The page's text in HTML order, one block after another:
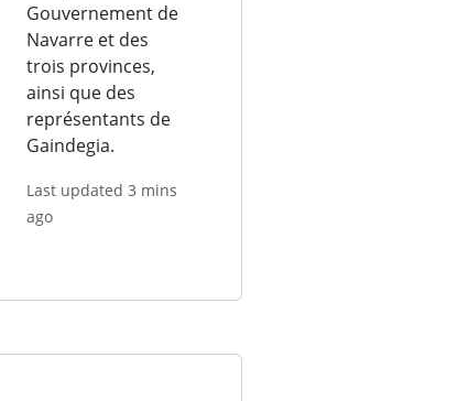
Gouvernement de
Navarre et des
trois provinces,
ainsi que des
représentants de
Gaindegia.
Last updated 3 mins
ago